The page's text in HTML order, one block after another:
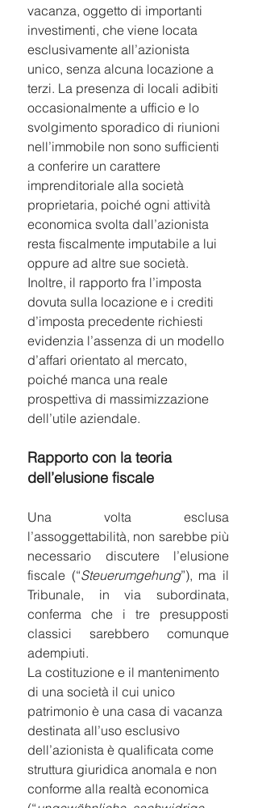
vacanza, oggetto di importanti
investimenti, che viene locata
esclusivamente all’azionista
unico, senza alcuna locazione a
terzi. La presenza di locali adibiti
occasionalmente a ufficio e lo
svolgimento sporadico di riunioni
nell’immobile non sono sufficienti
a conferire un carattere
imprenditoriale alla società
proprietaria, poiché ogni attività
economica svolta dall’azionista
resta fiscalmente imputabile a lui
oppure ad altre sue società.
Inoltre, il rapporto fra l’imposta
dovuta sulla locazione e i crediti
d’imposta precedente richiesti
evidenzia l’assenza di un modello
d’affari orientato al mercato,
poiché manca una reale
prospettiva di massimizzazione
dell’utile aziendale.
Rapporto con la teoria
dell’elusione fiscale
Una volta esclusa
l’assoggettabilità, non sarebbe più
necessario discutere l’elusione
fiscale (“Steuerumgehung”), ma il
Tribunale, in via subordinata,
conferma che i tre presupposti
classici sarebbero comunque
adempiuti.
La costituzione e il mantenimento
di una società il cui unico
patrimonio è una casa di vacanza
destinata all’uso esclusivo
dell’azionista è qualificata come
struttura giuridica anomala e non
conforme alla realtà economica